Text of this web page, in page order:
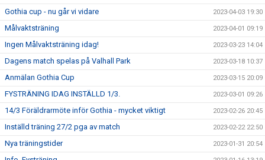
Gothia cup - nu går vi vidare 2023-04-03 19:30
Målvaktsträning 2023-04-01 09:19
Ingen Målvaktsträning idag! 2023-03-23 14:04
Dagens match spelas på Valhall Park 2023-03-18 10:37
Anmälan Gothia Cup 2023-03-15 20:09
FYSTRÄNING IDAG INSTÄLLD 1/3. 2023-03-01 09:26
14/3 Föräldrarmöte inför Gothia - mycket viktigt 2023-02-26 20:45
Inställd träning 27/2 pga av match 2023-02-22 22:50
Nya träningstider 2023-01-31 20:54